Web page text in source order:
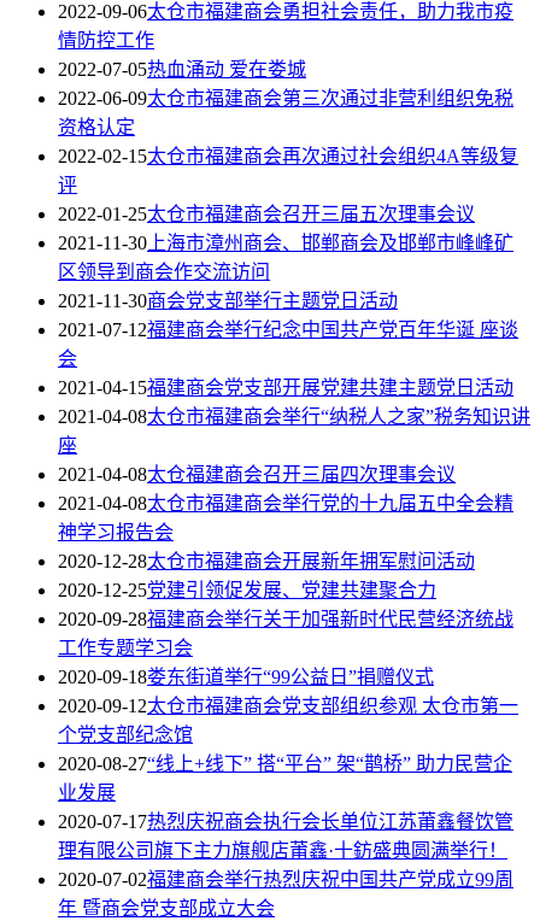
2022-09-06太仓市福建商会勇担社会责任，助力我市疫
情防控工作
2022-07-05热血涌动 爱在娄城
2022-06-09太仓市福建商会第三次通过非营利组织免税
资格认定
2022-02-15太仓市福建商会再次通过社会组织4A等级复
评
2022-01-25太仓市福建商会召开三届五次理事会议
2021-11-30上海市漳州商会、邯郸商会及邯郸市峰峰矿
区领导到商会作交流访问
2021-11-30商会党支部举行主题党日活动
2021-07-12福建商会举行纪念中国共产党百年华诞 座谈
会
2021-04-15福建商会党支部开展党建共建主题党日活动
2021-04-08太仓市福建商会举行“纳税人之家”税务知识讲
座
2021-04-08太仓福建商会召开三届四次理事会议
2021-04-08太仓市福建商会举行党的十九届五中全会精
神学习报告会
2020-12-28太仓市福建商会开展新年拥军慰问活动
2020-12-25党建引领促发展、党建共建聚合力
2020-09-28福建商会举行关于加强新时代民营经济统战
工作专题学习会
2020-09-18娄东街道举行“99公益日”捐赠仪式
2020-09-12太仓市福建商会党支部组织参观 太仓市第一
个党支部纪念馆
2020-08-27“线上+线下” 搭“平台” 架“鹊桥” 助力民营企
业发展
2020-07-17热烈庆祝商会执行会长单位江苏莆鑫餐饮管
理有限公司旗下主力旗舰店莆鑫·十鈁盛典圆满举行！
2020-07-02福建商会举行热烈庆祝中国共产党成立99周
年 暨商会党支部成立大会